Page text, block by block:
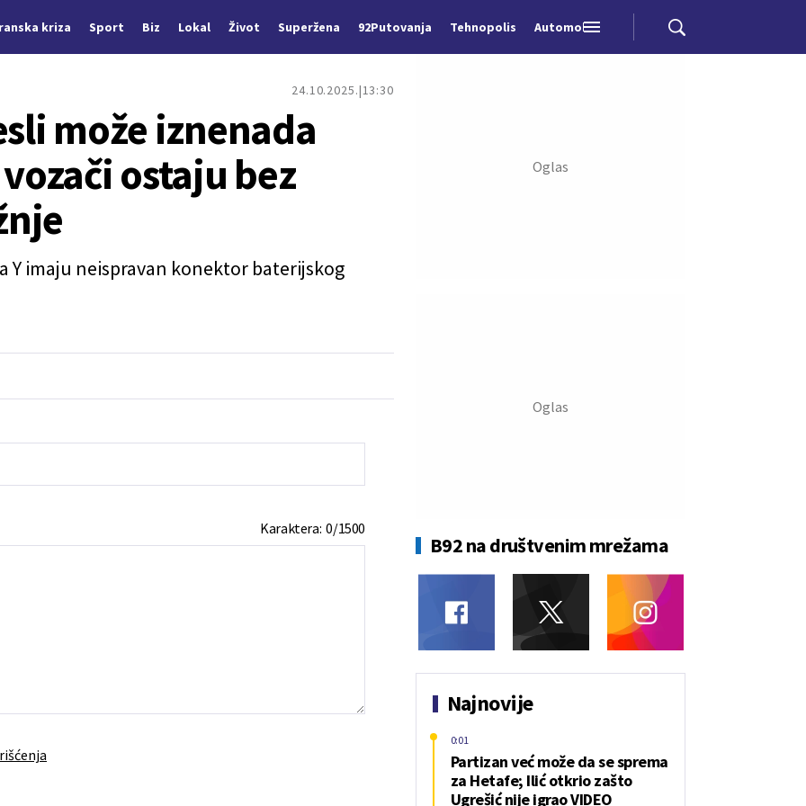
kriza Sport Biz Lokal Život Superžena 92Putovanja Tehnopolis Automobili
24.10.2025. 13:30
može iznenada
ostaju bez
Y imaju neispravan konektor baterijskog
Karaktera:0/1500
B92 na društvenim mrežama
Najnovije
Partizan već može da se sprema
za Hetafe; Ilić otkrio zašto
Ugrešić nije igrao VIDEO
0:01